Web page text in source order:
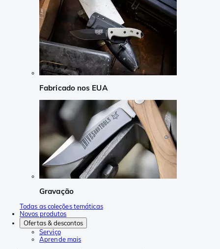
Fabricado nos EUA
Gravação
Todas as coleções temáticas
Novos produtos
Ofertas & descontos
Serviço
Aprende mais